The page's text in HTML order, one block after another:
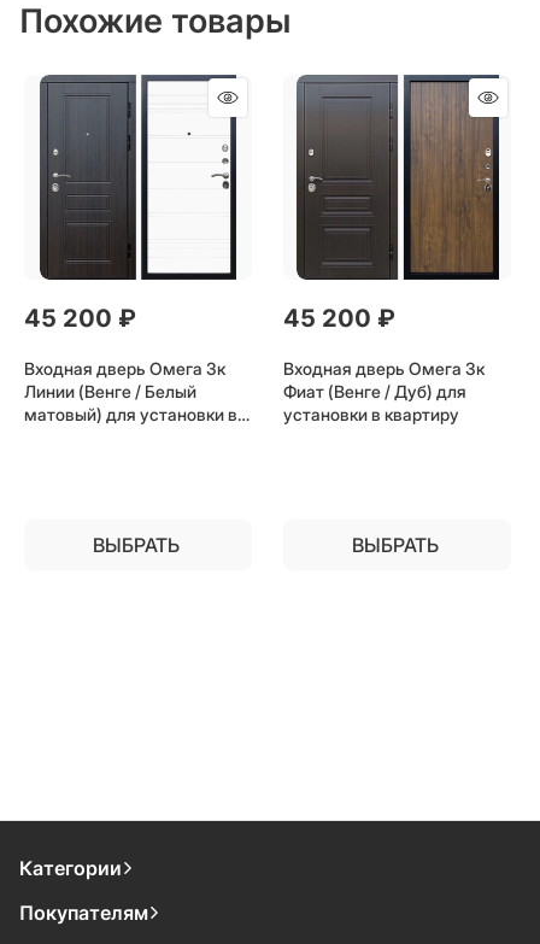
Похожие товары
45 200 ₽
Входная дверь Омега 3к
Линии (Венге / Белый
матовый) для установки в
ВЫБРАТЬ
45 200 ₽
Входная дверь Омега 3к
Фиат (Венге / Дуб) для
установки в квартиру
ВЫБРАТЬ
Категории
Покупателям